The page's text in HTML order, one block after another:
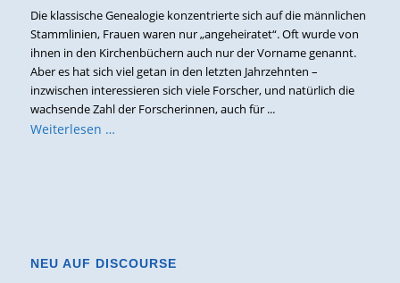
Die klassische Genealogie konzentrierte sich auf die männlichen
Stammlinien, Frauen waren nur „angeheiratet“. Oft wurde von
ihnen in den Kirchenbüchern auch nur der Vorname genannt.
Aber es hat sich viel getan in den letzten Jahrzehnten –
inzwischen interessieren sich viele Forscher, und natürlich die
wachsende Zahl der Forscherinnen, auch für ...
Weiterlesen …
NEU AUF DISCOURSE